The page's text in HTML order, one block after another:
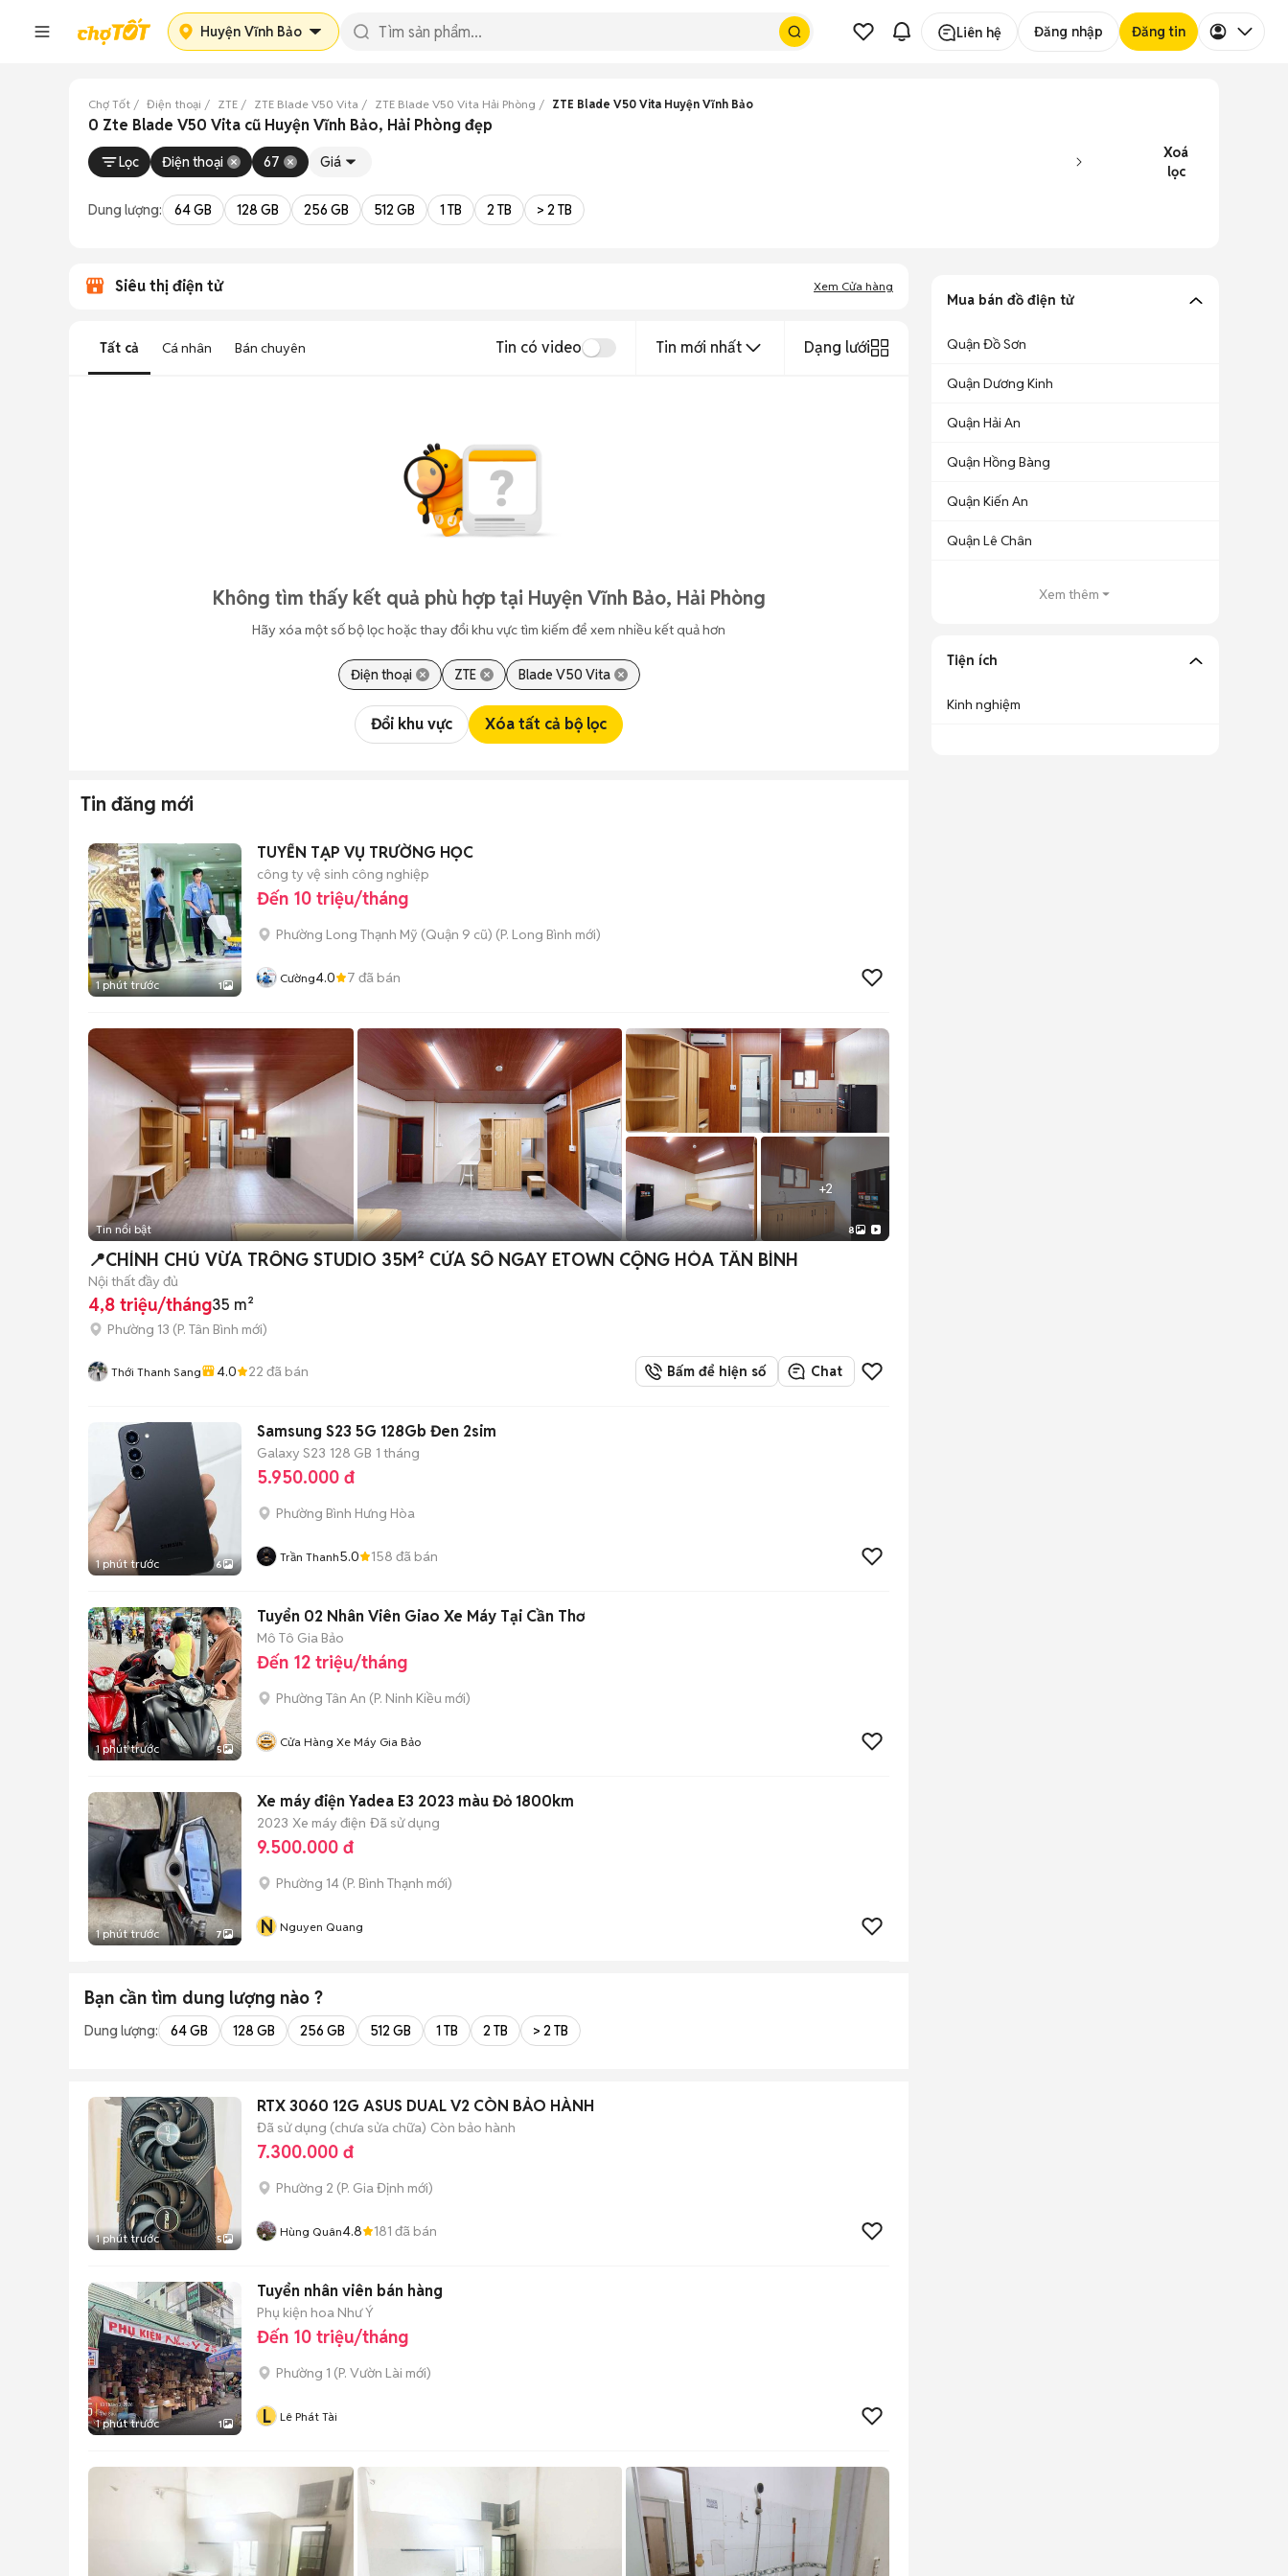
Huyện Vĩnh Bảo Liên hệ Đăng nhập Đăng tin
Chợ Tốt Điện thoại ZTE ZTE Blade V50 Vita ZTE Blade V50 Vita Hải Phòng ZTE Blade V50 Vita Huyện Vĩnh Bảo
0 Zte Blade V50 Vita cũ Huyện Vĩnh Bảo, Hải Phòng đẹp
Lọc Điện thoại 67 Giá
Xoá
lọc
Dung lượng: 64 GB 128 GB 256 GB 512 GB 1 TB 2 TB > 2 TB
Siêu thị điện tử Xem Cửa hàng
Tất cả Cá nhân Bán chuyên Tin có video Tin mới nhất Dạng lưới
Không tìm thấy kết quả phù hợp tại Huyện Vĩnh Bảo, Hải Phòng
Hãy xóa một số bộ lọc hoặc thay đổi khu vực tìm kiếm để xem nhiều kết quả hơn
Điện thoại ZTE Blade V50 Vita
Đổi khu vực Xóa tất cả bộ lọc
Tin đăng mới
1 phút trước 1
TUYỂN TẠP VỤ TRƯỜNG HỌC
công ty vệ sinh công nghiệp
Đến 10 triệu/tháng
Phường Long Thạnh Mỹ (Quận 9 cũ) (P. Long Bình mới)
Cường4.0 7 đã bán
+2
Tin nổi bật 8
📍CHÍNH CHỦ VỪA TRỐNG STUDIO 35M² CỬA SỔ NGAY ETOWN CỘNG HÒA TÂN BÌNH
Nội thất đầy đủ
4,8 triệu/tháng35 m²
Phường 13 (P. Tân Bình mới)
Thới Thanh Sang 4.0 22 đã bán Bấm để hiện số Chat
1 phút trước 6
Samsung S23 5G 128Gb Đen 2sim
Galaxy S23 128 GB 1 tháng
5.950.000 đ
Phường Bình Hưng Hòa
Trần Thanh5.0 158 đã bán
1 phút trước 5
Tuyển 02 Nhân Viên Giao Xe Máy Tại Cần Thơ
Mô Tô Gia Bảo
Đến 12 triệu/tháng
Phường Tân An (P. Ninh Kiều mới)
Cửa Hàng Xe Máy Gia Bảo
1 phút trước 7
Xe máy điện Yadea E3 2023 màu Đỏ 1800km
2023 Xe máy điện Đã sử dụng
9.500.000 đ
Phường 14 (P. Bình Thạnh mới)
N Nguyen Quang
Bạn cần tìm dung lượng nào ?
Dung lượng: 64 GB 128 GB 256 GB 512 GB 1 TB 2 TB > 2 TB
1 phút trước 5
RTX 3060 12G ASUS DUAL V2 CÒN BẢO HÀNH
Đã sử dụng (chưa sửa chữa) Còn bảo hành
7.300.000 đ
Phường 2 (P. Gia Định mới)
Hùng Quân4.8 181 đã bán
1 phút trước 1
Tuyển nhân viên bán hàng
Phụ kiện hoa Như Ý
Đến 10 triệu/tháng
Phường 1 (P. Vườn Lài mới)
L Lê Phát Tài
Mua bán đồ điện tử
Quận Đồ Sơn
Quận Dương Kinh
Quận Hải An
Quận Hồng Bàng
Quận Kiến An
Quận Lê Chân
Xem thêm
Tiện ích
Kinh nghiệm